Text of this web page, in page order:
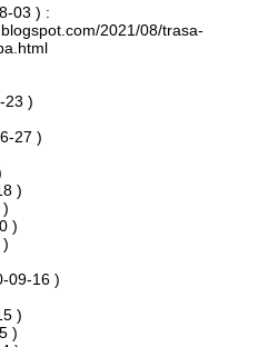
03 ) :
2021/08/trasa-
23 )
27 )
)
)
09-16 )
)
)